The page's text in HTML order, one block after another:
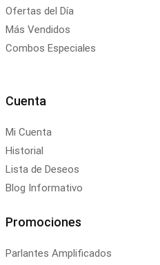
Ofertas del Día
Más Vendidos
Combos Especiales
Cuenta
Mi Cuenta
Historial
Lista de Deseos
Blog Informativo
Promociones
Parlantes Amplificados